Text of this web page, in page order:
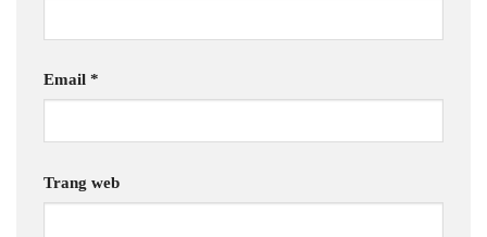
Email *
Trang web